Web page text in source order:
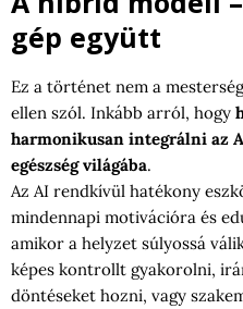
gép együtt
Ez a történet nem a
ellen szól. Inkább arról, hogy
harmonikusan integrálni az
egészség világába.
Az AI rendkívül hatékony
mindennapi motivációra és
amikor a helyzet súlyossá
képes kontrollt gyakorolni,
döntéseket hozni, vagy